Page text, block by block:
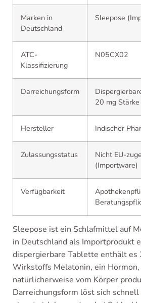
Marken in
Deutschland
Sleepose
ATC-
Klassifizierung
N05CX02
Darreichungsform
20 mg Stärke
Hersteller Indischer
Zulassungsstatus
Nicht EU-
(Importware)
Verfügbarkeit
Sleepose ist ein Schlafmittel auf
in Deutschland als Importprodukt
dispergierbare Tablette enthält es
Wirkstoffs Melatonin, ein Hormon,
natürlicherweise vom Körper
Darreichungsform löst sich